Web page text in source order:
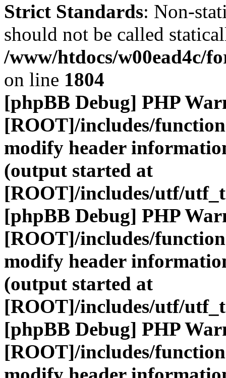
Strict Standards: Non-
should not be called
/www/htdocs/w00ead4c/
on line 1804
[phpBB Debug] PHP
[ROOT]/includes/
modify header
(output started at
[ROOT]/includes/utf/
[phpBB Debug] PHP
[ROOT]/includes/
modify header
(output started at
[ROOT]/includes/utf/
[phpBB Debug] PHP
[ROOT]/includes/